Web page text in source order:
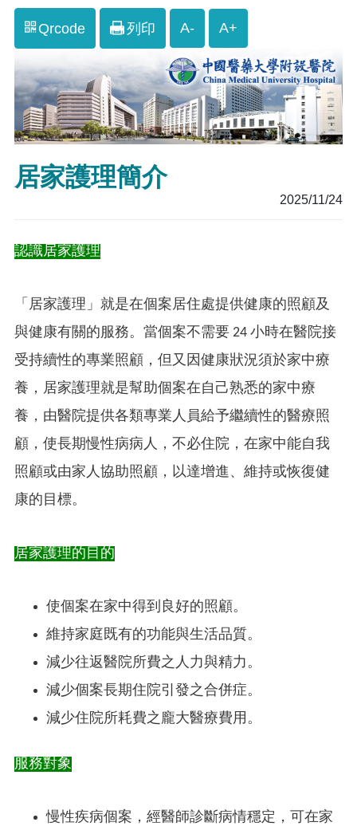
Qrcode 列印 A- A+
居家護理簡介
2025/11/24
認識居家護理
「居家護理」就是在個案居住處提供健康的照顧及
與健康有關的服務。當個案不需要 24 小時在醫院接
受持續性的專業照顧，但又因健康狀況須於家中療
養，居家護理就是幫助個案在自己熟悉的家中療
養，由醫院提供各類專業人員給予繼續性的醫療照
顧，使長期慢性病病人，不必住院，在家中能自我
照顧或由家人協助照顧，以達增進、維持或恢復健
康的目標。
居家護理的目的
使個案在家中得到良好的照顧。
維持家庭既有的功能與生活品質。
減少往返醫院所費之人力與精力。
減少個案長期住院引發之合併症。
減少住院所耗費之龐大醫療費用。
服務對象
慢性疾病個案，經醫師診斷病情穩定，可在家